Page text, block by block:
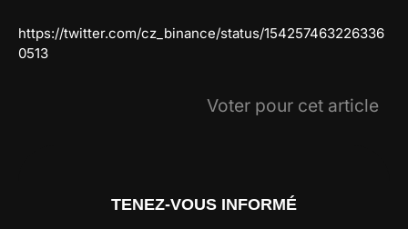
https://twitter.com/cz_binance/status/154257463226336
0513
Voter pour cet article
TENEZ-VOUS INFORMÉ